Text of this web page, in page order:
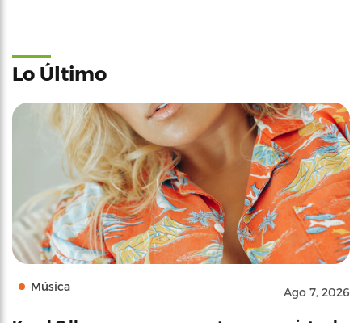
Lo Último
Música Ago 7, 2026